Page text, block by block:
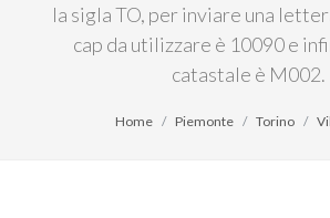
la sigla TO, per inviare una
cap da utilizzare è 10090 e
catastale è M002.
Home Piemonte Torino